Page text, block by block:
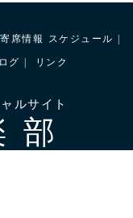
寄席情報 スケジュール
グ リンク
ルサイト
部